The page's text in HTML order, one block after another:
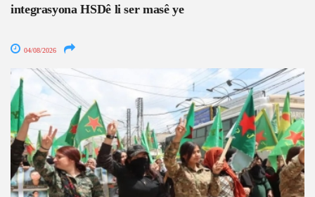
integrasyona HSDê li ser masê ye
04/08/2026